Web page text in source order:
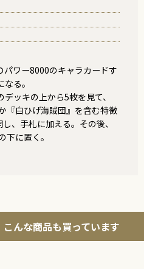
パワー8000のキャラカードす
る。
ッキの上から5枚を見て、
『白ひげ海賊団』を含む特徴
、手札に加える。その後、
に置く。
んな商品も買っています